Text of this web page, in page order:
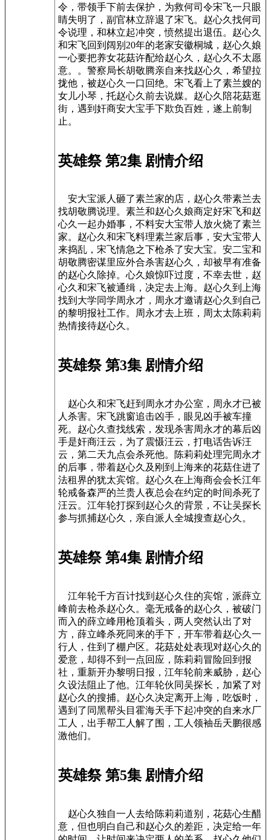
令，带领手下前去保护，为救何司令宋飞一只眼
睛失明了，副官林立辞退了宋飞。赵心久找何司
令说理，和林立起冲突，愤然提出退伍。赵心久
和宋飞回到阔别20年的老家安徽桐城，赵心久娘
一心要把养女花菇许配给赵心久，赵心久不太愿
意。。警察局长胡敬腾亲自来找赵心久，希望拉
拢他，被赵心久一口回绝。宋飞看上了素兰嫂的
女儿小琴，托赵心久前去说媒。赵心久陪花菇逛
街，遇到奸商安大宝手下欺负百姓，遂上前制
止。
英雄祭 第2集 剧情介绍
安大宝派人砸了素兰家的店，赵心久带素兰去
找胡敬腾说理。素兰和赵心久娘商定好宋飞和赵
心久一起办婚事，不料安大宝带人放火烧了素兰
家。赵心久和宋飞料理素兰家后事，安大宝带人
来捣乱，宋飞情急之下枪杀了安大宝。安二宝和
胡敬腾密谋里应外合杀害赵心久，却被早有准备
的赵心久除掉。心久娘惊吓过度，不幸去世，赵
心久和宋飞被通缉，决定去上海。赵心久到上海
找到大学同学周永才，周永才邀请赵心久到自己
的黎明报社工作。周永才去上班，周太太陈莉莉
热情接待赵心久。
英雄祭 第3集 剧情介绍
赵心久和宋飞赶到周永才办公室，周永才已被
人杀害。宋飞跳窗追击凶手，眼见凶手被车撞
死。赵心久查找线索，发现杀害周永才的幕后凶
手是奸商汪云，为了震慑汪云，打电话告诉汪
云，第二天九点会杀死他。陈莉莉处理完周永才
的后事，带着赵心久及刚到上海来的花菇住进了
法租界的犹太宾馆。赵心久在上海商会会长江年
轮戒备森严的兰贵人夜总会在约定的时间杀死了
汪云。江年轮打探到赵心久的背景，不让吴探长
参与抓捕赵心久，亲自派人全城搜查赵心久。
英雄祭 第4集 剧情介绍
江年轮千方百计找到赵心久住的宾馆，派薛立
峰前去枪杀赵心久。毫无戒备的赵心久，被破门
而入的薛立峰用枪顶着头，两人突然认出了对
方，薛立峰杀死同来的手下，开车带着赵心久一
行人，住到了棚户区。花菇处处表现对赵心久的
爱意，却得不到一点回应，陈莉莉冒险回到报
社，重新开办黎明日报，江年轮前来威胁，赵心
久设法阻止了他。江年轮伙同吴探长，加紧了对
赵心久的搜捕。赵心久决定离开上海，吃饭时，
遇到了同黑帮头目霍海天手下起冲突的自来水厂
工人，出手帮工人解了围，工人领袖岳天鹏很感
激他们。
英雄祭 第5集 剧情介绍
赵心久独自一人去给陈莉莉道别，花菇心生醋
意，但也明白自己和赵心久的差距，决定给一年